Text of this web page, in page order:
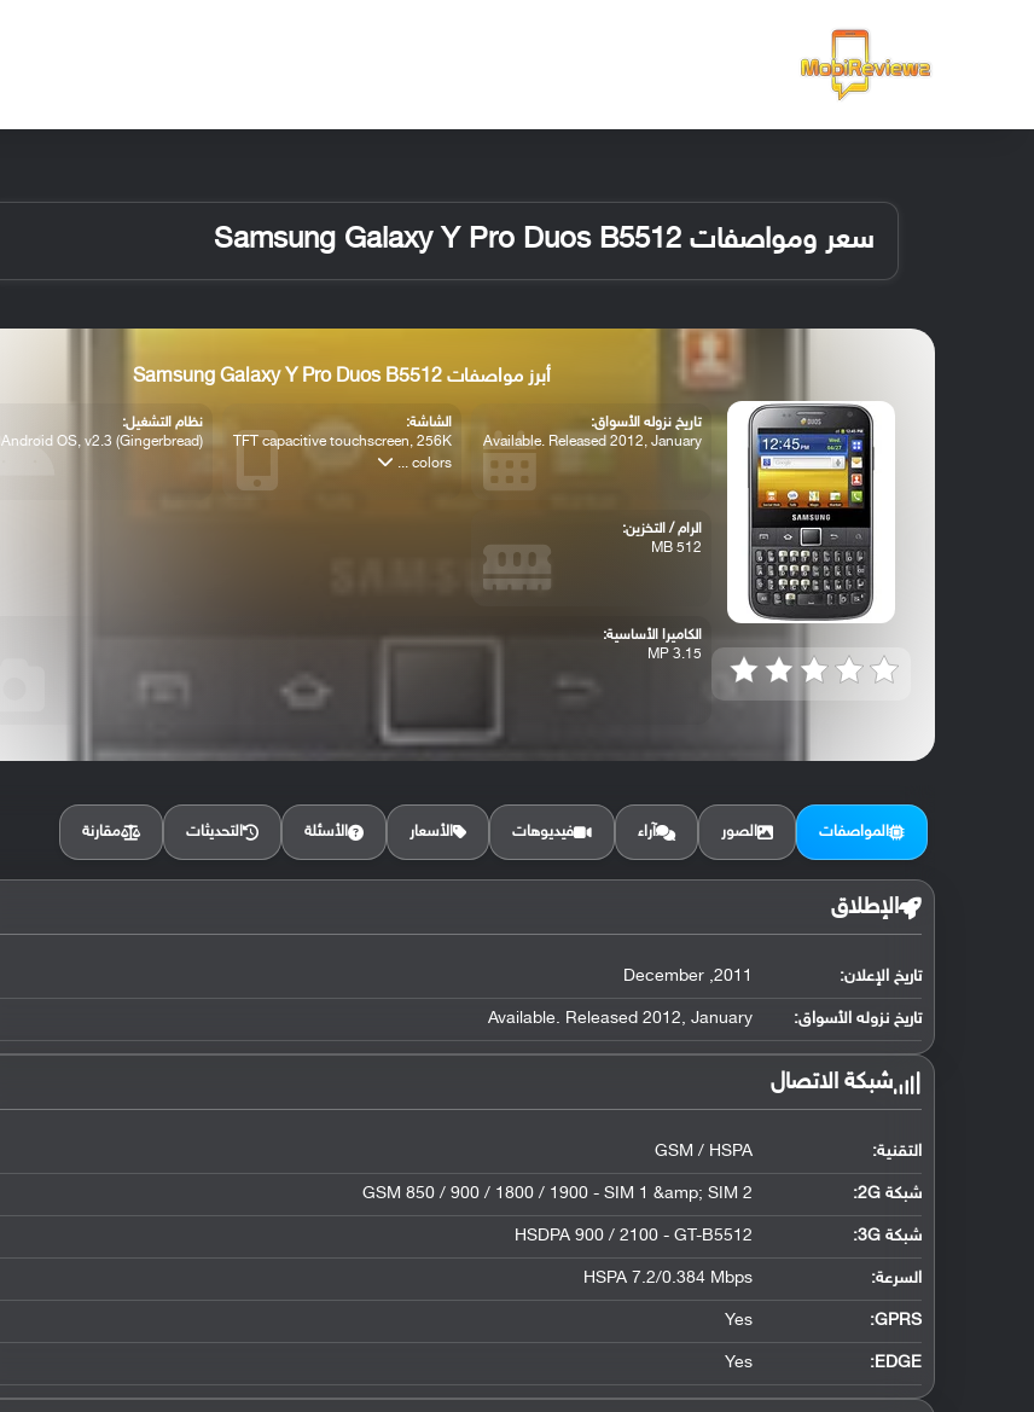
سعر ومواصفات Samsung Galaxy Y Pro Duos B5512
أبرز مواصفات Samsung Galaxy Y Pro Duos B5512
تاريخ نزوله الأسواق:
Available. Released 2012, January
الشاشة:
TFT capacitive touchscreen, 256K
colors ...
نظام التشغيل:
Android OS, v2.3 (Gingerbread)
الرام / التخزين:
512 MB
الكاميرا الأساسية:
3.15 MP
المواصفات الصور آراء فيديوهات الأسعار الأسئلة التحديثات مقارنة
الإطلاق
تاريخ الإعلان: 2011, December
تاريخ نزوله الأسواق: Available. Released 2012, January
شبكة الاتصال
التقنية: GSM / HSPA
شبكة 2G: GSM 850 / 900 / 1800 / 1900 - SIM 1 &amp; SIM 2
شبكة 3G :
HSDPA 900 / 2100 - GT-B5512
السرعة: HSPA 7.2/0.384 Mbps
GPRS:
Yes
EDGE:
Yes